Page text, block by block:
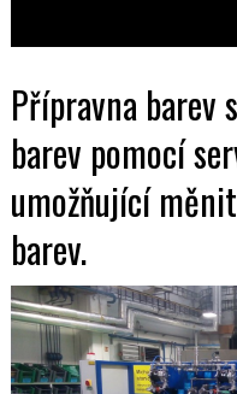
Přípravna barev
barev pomocí
umožňující
barev.